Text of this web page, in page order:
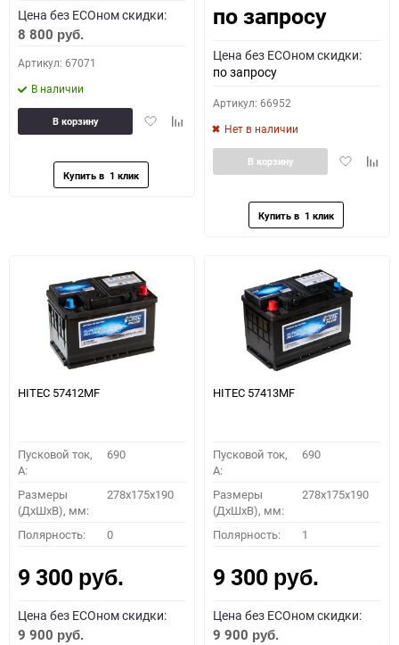
Цена без ECOном скидки:
8 800 руб.
Артикул: 67071
В наличии
ДобавитьДобавить
сравнению
В корзину
по запросу
Цена без ECOном скидки:
по запросу
Артикул: 66952
Нет в наличии
Добавить
В корзину
HITEC 57412MF
Пусковой ток,
A:
690
Размеры
(ДхШхВ), мм:
278x175x190
Полярность: 0
9 300 руб.
Цена без ECOном скидки:
9 900 руб.
HITEC 57413MF
Пусковой ток,
A:
690
Размеры
(ДхШхВ), мм:
278x175x190
Полярность: 1
9 300 руб.
Цена без ECOном скидки:
9 900 руб.